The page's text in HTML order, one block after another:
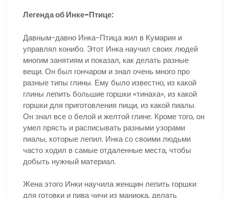
Легенда об Инке-Птице:
Давным-давно Инка-Птица жил в Кумария и
управлял конибо. Этот Инка научил своих людей
многим занятиям и показал, как делать разные
вещи. Он был гончаром и знал очень много про
разные типы глины. Ему было известно, из какой
глины лепить большие горшки «тинаха», из какой
горшки для приготовления пищи, из какой пиалы.
Он знал все о белой и желтой глине. Кроме того, он
умел прясть и расписывать разными узорами
пиалы, которые лепил. Инка со своими людьми
часто ходил в самые отдаленные места, чтобы
добыть нужный материал.
Жена этого Инки научила женщин лепить горшки
для готовки и пива чичи из маниока, делать